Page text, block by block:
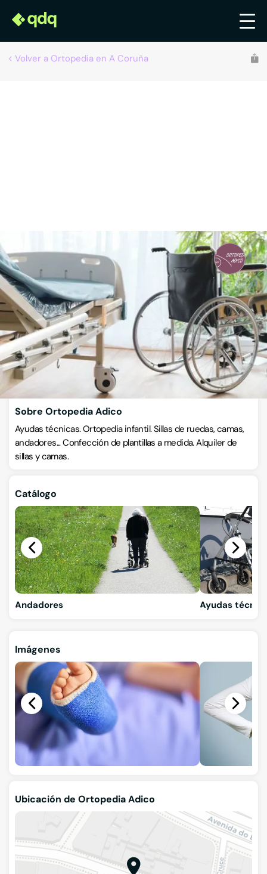
Volver a Ortopedia en A Coruña
Ortopedia Adico
Ortopedia
General Sanjurjo 133, 15006, A Coruña, A Coruña
VISITAR WEB CÓMO LLEGAR ESCRÍBENOS
Llamar ahora
Sobre Ortopedia Adico
Ayudas técnicas. Ortopedia infantil. Sillas de ruedas, camas,
andadores... Confección de plantillas a medida. Alquiler de
sillas y camas.
Catálogo
Andadores Ayudas
Imágenes
Ubicación de Ortopedia Adico